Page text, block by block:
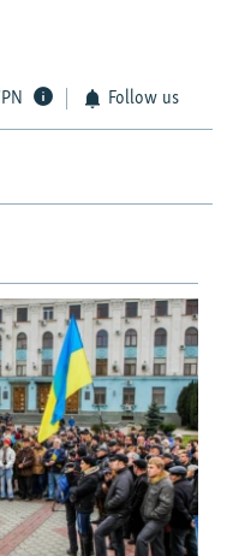
Follow us